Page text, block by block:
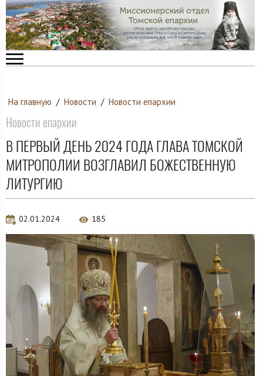
На главную / Новости / Новости епархии
Новости епархии
В ПЕРВЫЙ ДЕНЬ 2024 ГОДА ГЛАВА ТОМСКОЙ
МИТРОПОЛИИ ВОЗГЛАВИЛ БОЖЕСТВЕННУЮ
ЛИТУРГИЮ
02.01.2024 185